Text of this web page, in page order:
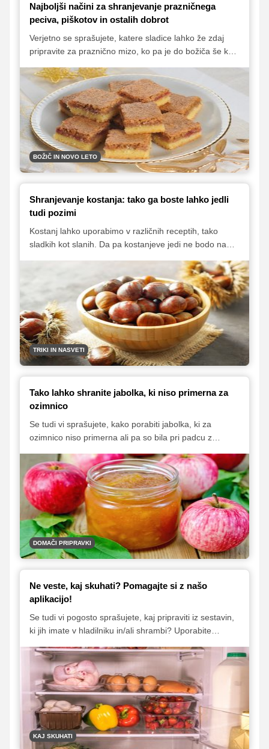
Najboljši načini za shranjevanje prazničnega
peciva, piškotov in ostalih dobrot
Verjetno se sprašujete, katere sladice lahko že zdaj
pripravite za praznično mizo, ko pa je do božiča še kar
shraniti in se seveda zadržati, da ne boste vsega
pojedli že prej.
BOŽIČ IN NOVO LETO
Shranjevanje kostanja: tako ga boste lahko jedli
tudi pozimi
Kostanj lahko uporabimo v različnih receptih, tako
sladkih kot slanih. Da pa kostanjeve jedi ne bodo na
TRIKI IN NASVETI
Tako lahko shranite jabolka, ki niso primerna za
ozimnico
Se tudi vi sprašujete, kako porabiti jabolka, ki za
ozimnico niso primerna ali pa so bila pri padcu z
shranjevanje? Iz takšnih jabolk lahko pripravite čežano
ali jih porabite v jabolčnih sladicah, lahko pa naredite
tudi okusen shranek, ki bo zelo dobrodošel v zimskem
času, ko se pogosteje odločamo za pripravo jabolčnih
pit in zavitkov. Recept nam je zaupala bralka Valerija, ki
pravi, da so tako pripravljena jabolka odlična in tudi
vsestransko uporabna.
DOMAČI PRIPRAVKI
Ne veste, kaj skuhati? Pomagajte si z našo
aplikacijo!
Se tudi vi pogosto sprašujete, kaj pripraviti iz sestavin,
ki jih imate v hladilniku in/ali shrambi? Uporabite
nepotrebno razmišljanje in iskanje primernih receptov
po spletu. Uporaba je hitra in enostavna, aplikacija pa
vam bo kar sama ponudila izbor primernih receptov.
KAJ SKUHATI